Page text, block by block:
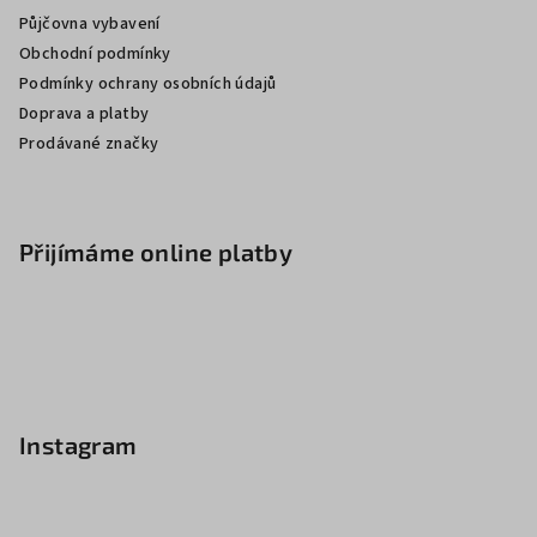
Půjčovna vybavení
Obchodní podmínky
Podmínky ochrany osobních údajů
Doprava a platby
Prodávané značky
Přijímáme online platby
Instagram